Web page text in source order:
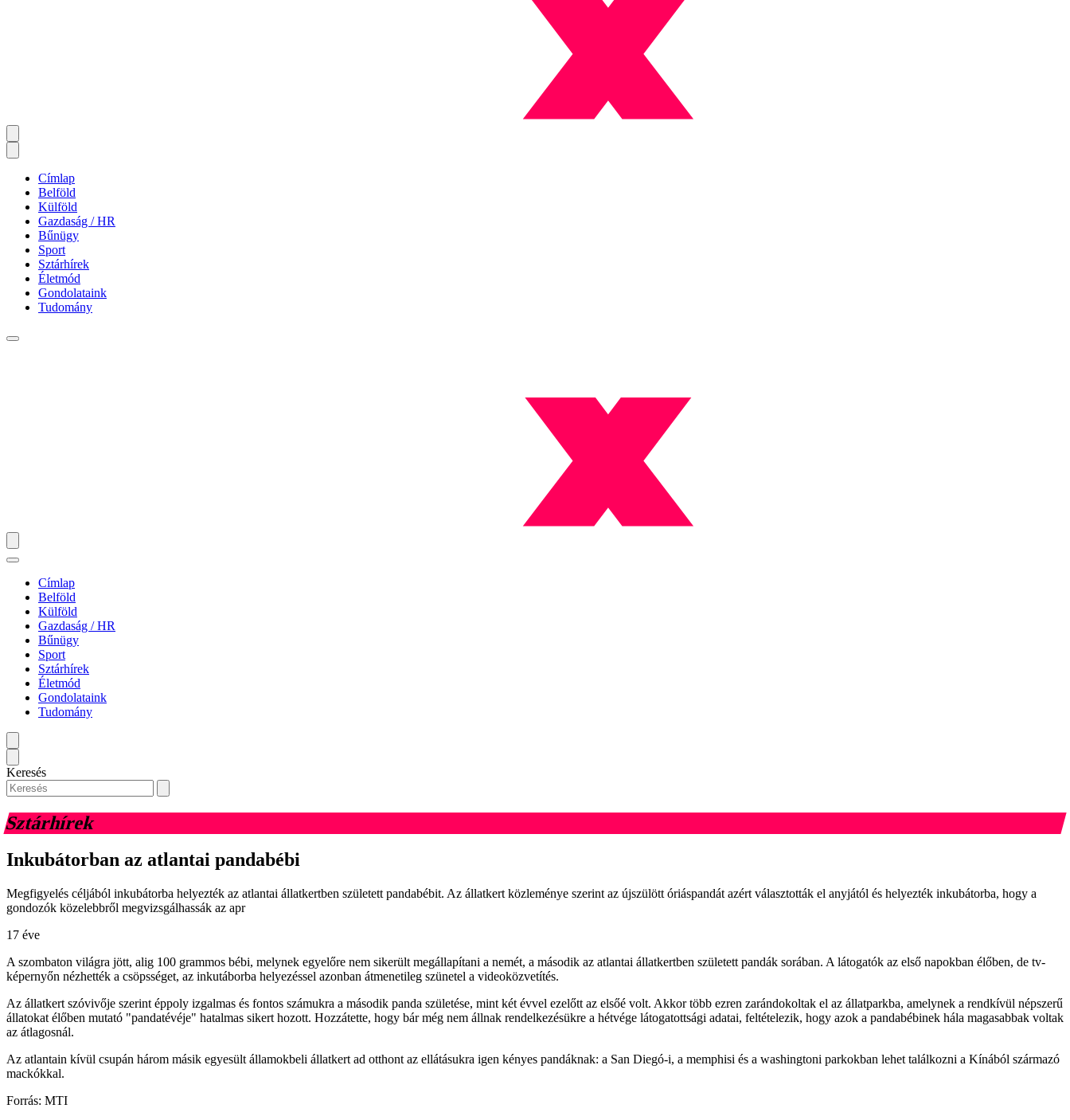
Címlap
Belföld
Külföld
Gazdaság / HR
Bűnügy
Sport
Sztárhírek
Életmód
Gondolataink
Tudomány
Címlap
Belföld
Külföld
Gazdaság / HR
Bűnügy
Sport
Sztárhírek
Életmód
Gondolataink
Tudomány
Keresés
Sztárhírek
Inkubátorban az atlantai pandabébi
Megfigyelés céljából inkubátorba helyezték az atlantai állatkertben született pandabébit. Az állatkert közleménye szerint az újszülött óriáspandát azért választották el anyjától és helyezték inkubátorba, hogy a
gondozók közelebbről megvizsgálhassák az apr
17 éve
A szombaton világra jött, alig 100 grammos bébi, melynek egyelőre nem sikerült megállapítani a nemét, a második az atlantai állatkertben született pandák sorában. A látogatók az első napokban élőben, de tv-
képernyőn nézhették a csöpsséget, az inkutáborba helyezéssel azonban átmenetileg szünetel a videoközvetítés.
Az állatkert szóvivője szerint éppoly izgalmas és fontos számukra a második panda születése, mint két évvel ezelőtt az elsőé volt. Akkor több ezren zarándokoltak el az állatparkba, amelynek a rendkívül népszerű
állatokat élőben mutató "pandatévéje" hatalmas sikert hozott. Hozzátette, hogy bár még nem állnak rendelkezésükre a hétvége látogatottsági adatai, feltételezik, hogy azok a pandabébinek hála magasabbak voltak
az átlagosnál.
Az atlantain kívül csupán három másik egyesült államokbeli állatkert ad otthont az ellátásukra igen kényes pandáknak: a San Diegó-i, a memphisi és a washingtoni parkokban lehet találkozni a Kínából származó
mackókkal.
Forrás: MTI